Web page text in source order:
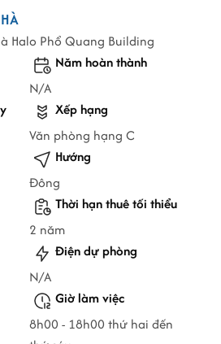
Halo Phổ Quang Building
Năm hoàn thành
N/A
Xếp hạng
Văn phòng hạng C
Hướng
Đông
Thời hạn thuê tối thiểu
2 năm
Điện dự phòng
N/A
Giờ làm việc
8h00 - 18h00 thứ hai đến